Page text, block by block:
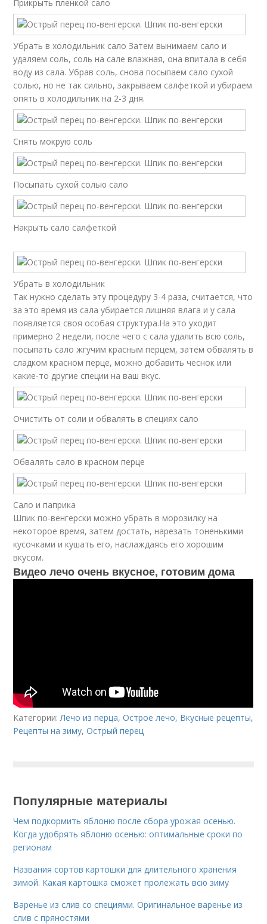
Прикрыть пленкой сало
Убрать в холодильник сало Затем вынимаем сало и
удаляем соль, соль на сале влажная, она впитала в себя
воду из сала. Убрав соль, снова посыпаем сало сухой
солью, но не так сильно, закрываем салфеткой и убираем
опять в холодильник на 2-3 дня.
Снять мокрую соль
Посыпать сухой солью сало
Накрыть сало салфеткой
Убрать в холодильник
Так нужно сделать эту процедуру 3-4 раза, считается, что
за это время из сала убирается лишняя влага и у сала
появляется своя особая структура.На это уходит
примерно 2 недели, после чего с сала удалить всю соль,
посыпать сало жгучим красным перцем, затем обвалять в
сладком красном перце, можно добавить чеснок или
какие-то другие специи на ваш вкус.
Очистить от соли и обвалять в специях сало
Обвалять сало в красном перце
Сало и паприка
Шпик по-венгерски можно убрать в морозилку на
некоторое время, затем достать, нарезать тоненькими
кусочками и кушать его, наслаждаясь его хорошим
вкусом.
Видео лечо очень вкусное, готовим дома
Категории:Лечо из перца,Острое лечо, Вкусные рецепты,
Рецепты на зиму,Острый перец
Популярные материалы
Чем подкормить яблоню после сбора урожая осенью.
Когда удобрять яблоню осенью: оптимальные сроки по
регионам
Названия сортов картошки для длительного хранения
зимой. Какая картошка сможет пролежать всю зиму
Варенье из слив со специями. Оригинальное варенье из
слив с пряностями